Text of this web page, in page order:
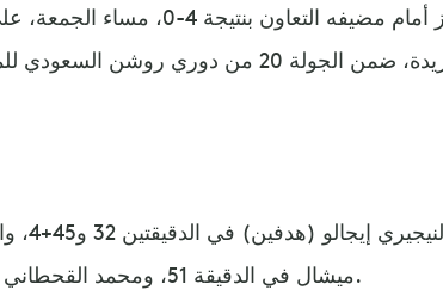
استعاد الهلال نغمة الانتصارات، بالفوز أمام مضيفه التعاون
وجاءت أهداف الهلال
ميشال في الدقيقة 51، ومحمد القحطاني (90+9).